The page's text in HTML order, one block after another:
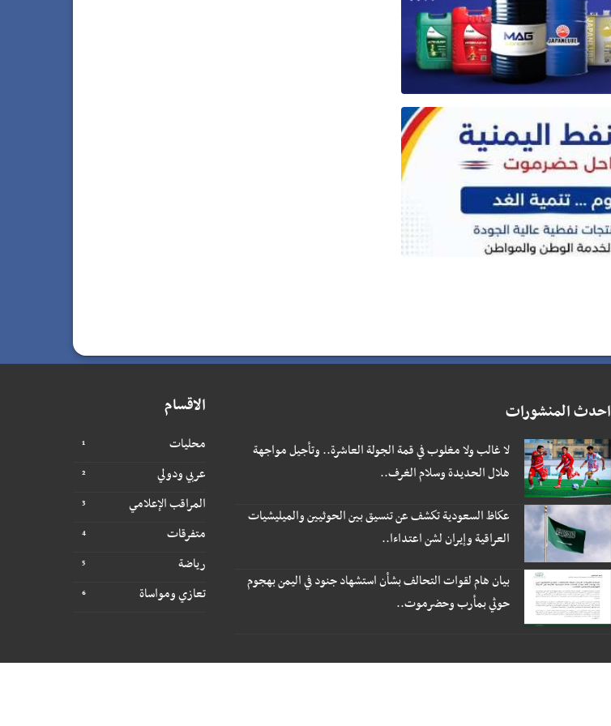
احدث المنشورات
لا غالب ولا مغلوب في قمة الجولة العاشرة.. وتأجيل مواجهة
هلال الحديدة وسلام الغرف..
عكاظ السعودية تكشف عن تنسيق بين الحوثيين والميليشيات
العراقية وإيران لشن اعتداءا..
بيان هام لقوات التحالف بشأن استشهاد جنود في اليمن بهجوم
حوثي بمأرب وحضرموت..
الاقسام
محليات
عربي ودولي
المراقب الإعلامي
متفرقات
رياضة
تعازي ومواساة